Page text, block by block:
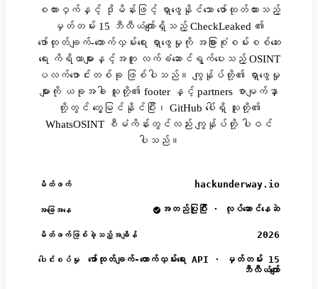
စကားဝှက်နှင့် ဒိုမိန်းဖြင့် ရှာဖွေနိုင်သော ဖော်ထုတ်ထားသည့်
မှတ်တမ်း 15 ဘီလီယံကျော်ရှိသည့် CheckLeaked ၏
ဖော်ထုတ်ချက်-ထောက်လှမ်းရေး ရှာဖွေမှုကို အခြားစုံစမ်းစစ်ဆေး
ရေး ကိရိယာများနှင့်အတူ လက်ခံဆောင်ရွက်ပေးသည့် OSINT
ပလက်ဖောင်းတစ်ခု ဖြစ်ပါသည်။ ကျွန်ုပ်တို့၏ ရှာဖွေမှု
များကို ယခုအခါ သူတို့၏ footer နှင့် partners စာမျက်နှာ
တို့တွင် တွေ့မြင်နိုင်ပြီး၊ GitHub ပေါ်ရှိ သူတို့၏
WhatsOSINT စီမံကိန်းတွင်လည်း ကျွန်ုပ်တို့ ပါဝင်
ပါသည်။
မိတ်ဖက် hackunderway.io
အခြေအနေ အတည်ပြုပြီး · လုပ်ဆောင်နေဆဲ
မိတ်ဖက်ဖြစ်ခဲ့သည့်အချိန် 2026
ပေါင်းစပ်မှု
ဖော်ထုတ်ချက်-ထောက်လှမ်းရေး API · မှတ်တမ်း 15
ဘီလီယံကျော်